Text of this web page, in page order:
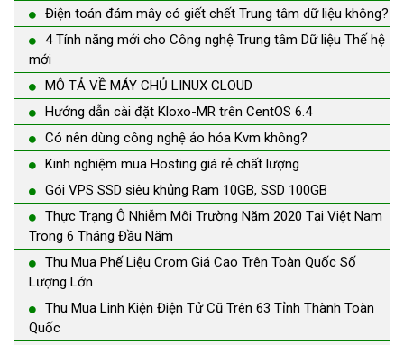
Điện toán đám mây có giết chết Trung tâm dữ liệu không?
4 Tính năng mới cho Công nghệ Trung tâm Dữ liệu Thế hệ
mới
MÔ TẢ VỀ MÁY CHỦ LINUX CLOUD
Hướng dẫn cài đặt Kloxo-MR trên CentOS 6.4
Có nên dùng công nghệ ảo hóa Kvm không?
Kinh nghiệm mua Hosting giá rẻ chất lượng
Gói VPS SSD siêu khủng Ram 10GB, SSD 100GB
Thực Trạng Ô Nhiễm Môi Trường Năm 2020 Tại Việt Nam
Trong 6 Tháng Đầu Năm
Thu Mua Phế Liệu Crom Giá Cao Trên Toàn Quốc Số
Lượng Lớn
Thu Mua Linh Kiện Điện Tử Cũ Trên 63 Tỉnh Thành Toàn
Quốc